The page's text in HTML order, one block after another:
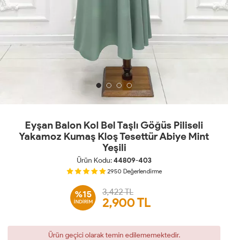
Eyşan Balon Kol Bel Taşlı Göğüs Piliseli
Yakamoz Kumaş Kloş Tesettür Abiye Mint
Yeşili
Ürün Kodu:44809-403
2950 Değerlendirme
%15
İNDİRİM
3,422 TL
2,900TL
Ürün geçici olarak temin edilememektedir.